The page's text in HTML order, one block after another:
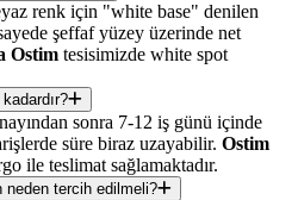
renk için "white base" denilen
şeffaf yüzey üzerinde net
Ostim tesisimizde white spot
sonra 7-12 iş günü içinde
süre biraz uzayabilir. Ostim
ile teslimat sağlamaktadır.
tercih edilmeli?